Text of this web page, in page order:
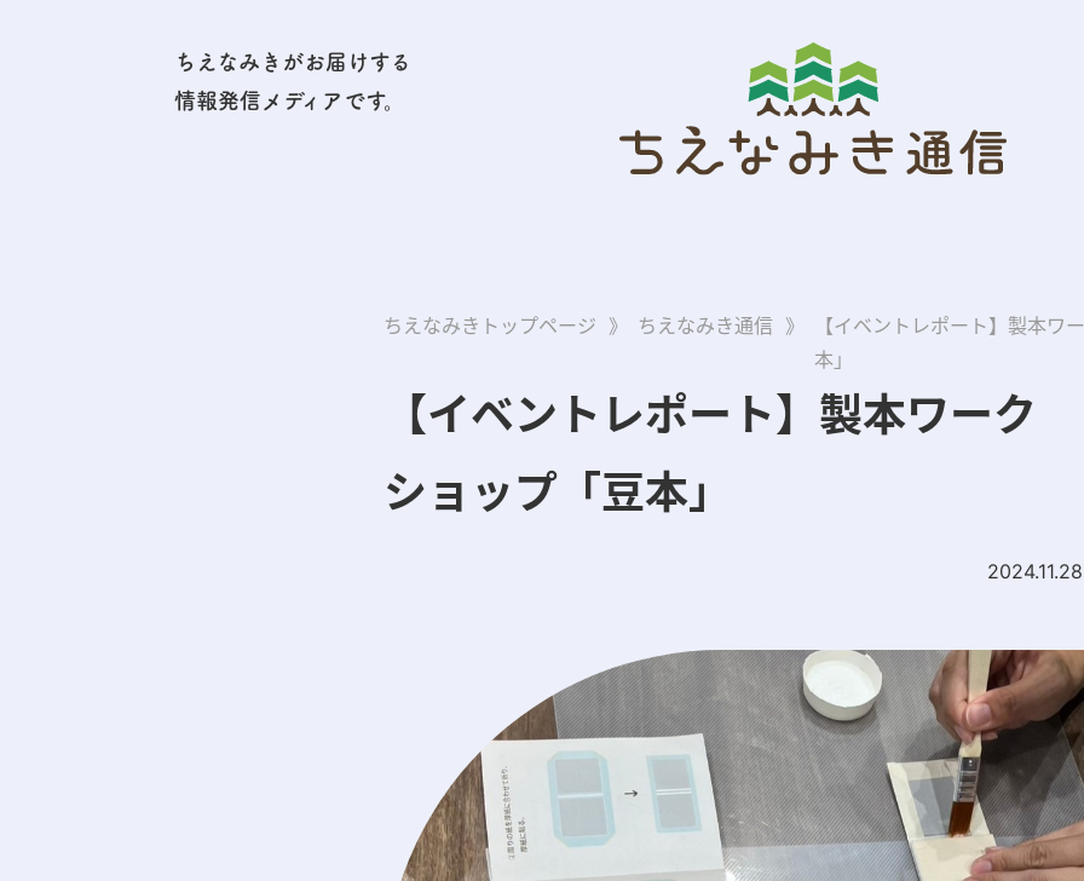
ちえなみきがお届けする
情報発信メディアです。
ちえなみきトップページ 》 ちえなみき通信 》
【イベントレポート】製本ワ
本」
【イベントレポート】製本ワーク
ショップ「豆本」
2024.11.28